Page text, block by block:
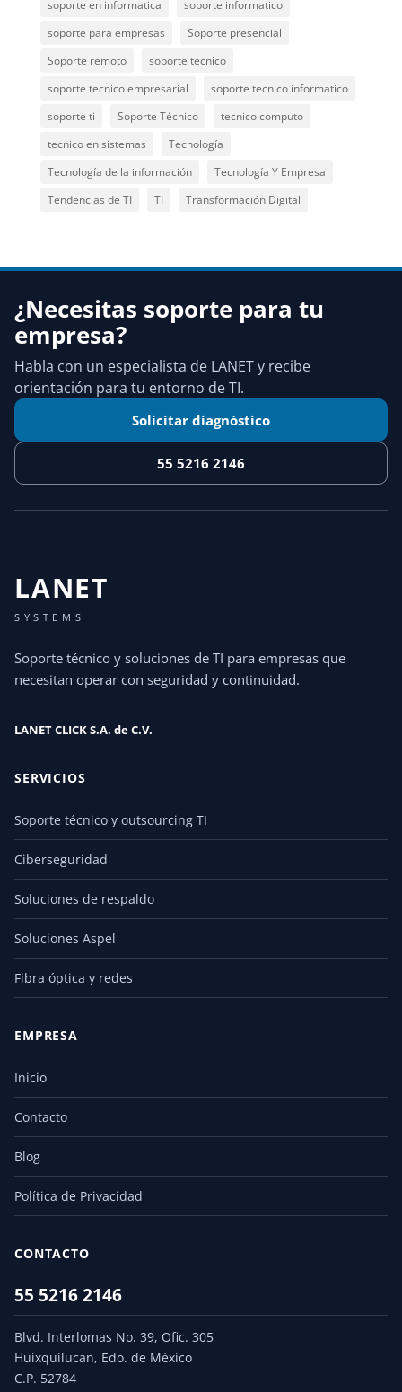
soporte en informatica
soporte informatico
soporte para empresas
Soporte presencial
Soporte remoto
soporte tecnico
soporte tecnico empresarial
soporte tecnico informatico
soporte ti
Soporte Técnico
tecnico computo
tecnico en sistemas
Tecnología
Tecnología de la información
Tecnología Y Empresa
Tendencias de TI
TI Transformación Digital
¿Necesitas soporte para tu
empresa?
Habla con un especialista de LANET y recibe
orientación para tu entorno de TI.
Solicitar diagnóstico
55 5216 2146
LANET
SYSTEMS
Soporte técnico y soluciones de TI para empresas que
necesitan operar con seguridad y continuidad.
LANET CLICK S.A. de C.V.
SERVICIOS
Soporte técnico y outsourcing TI
Ciberseguridad
Soluciones de respaldo
Soluciones Aspel
Fibra óptica y redes
EMPRESA
Inicio
Contacto
Blog
Política de Privacidad
CONTACTO
55 5216 2146
Blvd. Interlomas No. 39, Ofic. 305
Huixquilucan, Edo. de México
C.P. 52784